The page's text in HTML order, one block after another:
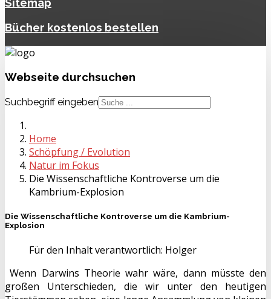
Bücher kostenlos bestellen
Webseite durchsuchen
Suchbegriff eingeben
Home
Schöpfung / Evolution
Natur im Fokus
Die Wissenschaftliche Kontroverse um die
Kambrium-Explosion
Die Wissenschaftliche Kontroverse um die Kambrium-
Explosion
Für den Inhalt verantwortlich: Holger
Wenn Darwins Theorie wahr wäre, dann müsste den
großen Unterschieden, die wir unter den heutigen